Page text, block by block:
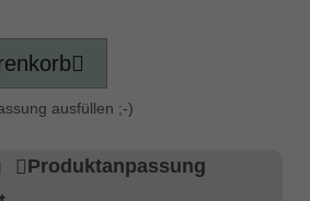
ausfüllen ;-)
Produktanpassung